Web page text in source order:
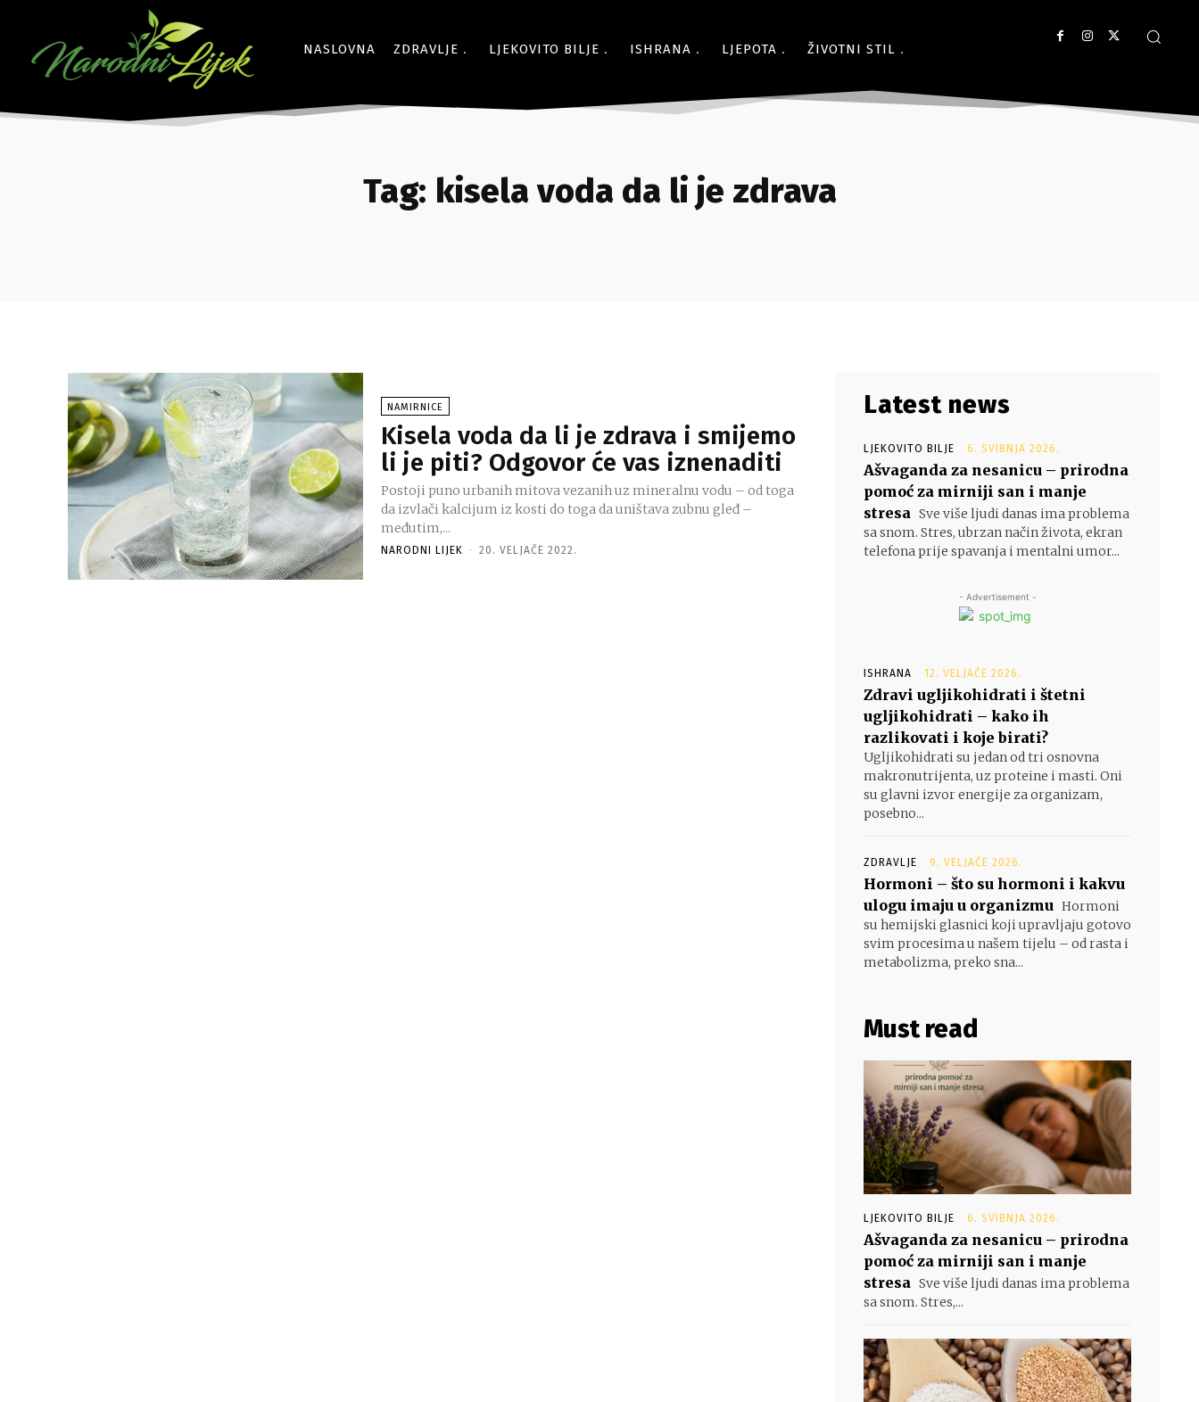
NASLOVNA ZDRAVLJE LJEKOVITO BILJE ISHRANA LJEPOTA ŽIVOTNI STIL
Tag: kisela voda da li je zdrava
NAMIRNICE
Kisela voda da li je zdrava i smijemo
li je piti? Odgovor će vas iznenaditi
Postoji puno urbanih mitova vezanih uz mineralnu vodu – od toga
da izvlači kalcijum iz kosti do toga da uništava zubnu gleđ –
međutim,...
NARODNI LIJEK - 20. VELJAČE 2022.
Latest news
LJEKOVITO BILJE 6. SVIBNJA 2026.
Ašvaganda za nesanicu – prirodna
pomoć za mirniji san i manje
stresa Sve više ljudi danas ima problema
sa snom. Stres, ubrzan način života, ekran
telefona prije spavanja i mentalni umor...
- Advertisement -
ISHRANA 12. VELJAČE 2026.
Zdravi ugljikohidrati i štetni
ugljikohidrati – kako ih
razlikovati i koje birati?
Ugljikohidrati su jedan od tri osnovna
makronutrijenta, uz proteine i masti. Oni
su glavni izvor energije za organizam,
posebno...
ZDRAVLJE 9. VELJAČE 2026.
Hormoni – što su hormoni i kakvu
ulogu imaju u organizmu Hormoni
su hemijski glasnici koji upravljaju gotovo
svim procesima u našem tijelu – od rasta i
metabolizma, preko sna...
Must read
LJEKOVITO BILJE 6. SVIBNJA 2026.
Ašvaganda za nesanicu – prirodna
pomoć za mirniji san i manje
stresa Sve više ljudi danas ima problema
sa snom. Stres,...